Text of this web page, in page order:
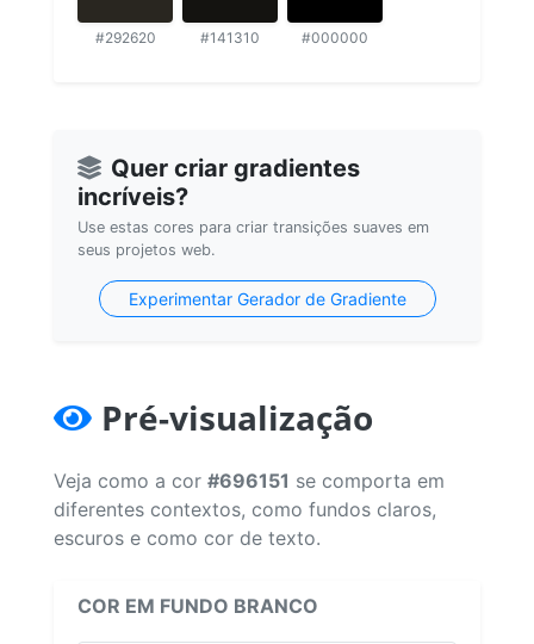
#292620 #141310 #000000
Quer criar gradientes
incríveis?
Use estas cores para criar transições suaves em
seus projetos web.
Experimentar Gerador de Gradiente
Pré-visualização
Veja como a cor #696151 se comporta em
diferentes contextos, como fundos claros,
escuros e como cor de texto.
COR EM FUNDO BRANCO